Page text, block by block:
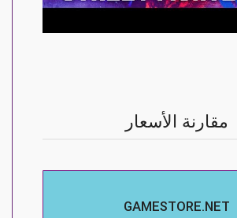
مقارنة الأسعار
GAMESTORE.NET